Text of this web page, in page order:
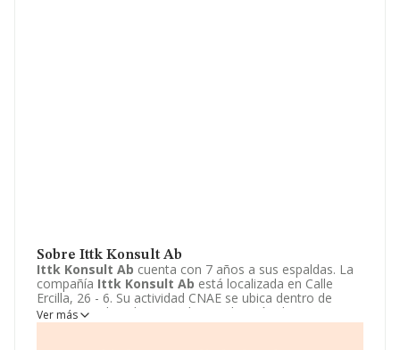
Sobre Ittk Konsult Ab
Ittk Konsult Ab cuenta con 7 años a sus espaldas. La
compañía Ittk Konsult Ab está localizada en Calle
Ercilla, 26 - 6. Su actividad CNAE se ubica dentro de
7320 - Estudios de mercado y realización de encuestas
de opinión pública.Ittk Konsult Abtiene un modelo de
Ver más